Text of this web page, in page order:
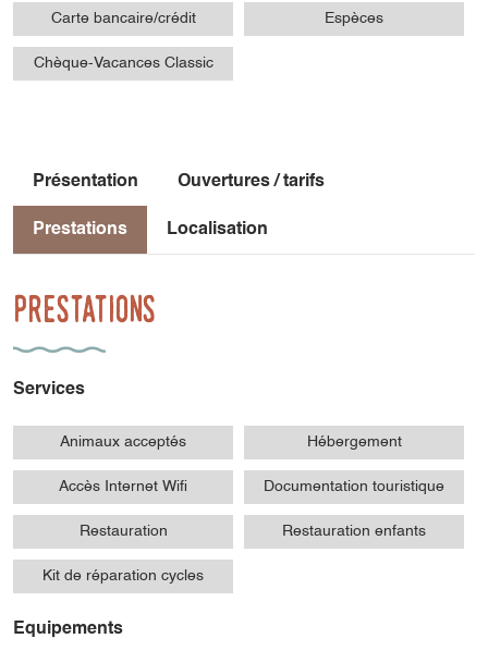
Carte bancaire/crédit Espèces
Chèque-Vacances Classic
Présentation Ouvertures / tarifs
Prestations Localisation
Prestations
Services
Animaux acceptés Hébergement
Accès Internet Wifi Documentation touristique
Restauration Restauration enfants
Kit de réparation cycles
Equipements